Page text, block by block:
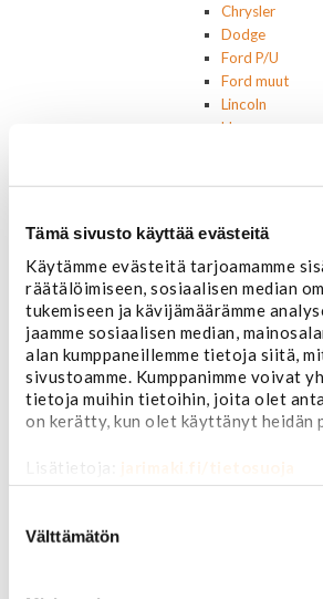
Tämä sivusto käyttää evästeitä
Käytämme evästeitä tarjoamamme
räätälöimiseen, sosiaalisen median
tukemiseen ja kävijämäärämme
jaamme sosiaalisen median,
alan kumppaneillemme tietoja siitä,
sivustoamme. Kumppanimme voivat
tietoja muihin tietoihin, joita olet
on kerätty, kun olet käyttänyt heidän
Lisätietoja: jarimaki.fi/tietosuoja
valinta
Välttämätön
Chrysler
Dodge
Ford P/U
Ford muut
Lincoln
Hummer
Corvette
Chrysler
Dodge
Ford P/U
Ford muut
Hummer
Jeep
Lincoln
Muut
Sähköosat